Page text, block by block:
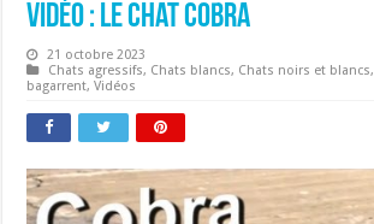
Vidéo : Le chat cobra
21 octobre 2023
Chats agressifs, Chats blancs, Chats noirs et blancs,
bagarrent,Vidéos